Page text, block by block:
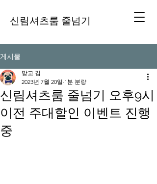
신림셔츠룸 줄넘기
게시물
신림셔츠룸 줄넘기 오후9시
이전 주대할인 이벤트 진행
중
망고 김
2023년 7월 20일 1분 분량